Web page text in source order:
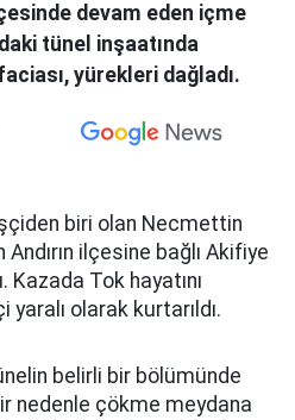
devam eden içme
tünel inşaatında
yürekleri dağladı.
biri olan Necmettin
Andırın ilçesine bağlı Akifiye
Kazada Tok hayatını
olarak kurtarıldı.
belirli bir bölümünde
nedenle çökme meydana